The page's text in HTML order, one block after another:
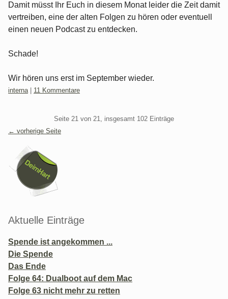
Damit müsst Ihr Euch in diesem Monat leider die Zeit damit
vertreiben, eine der alten Folgen zu hören oder eventuell
einen neuen Podcast zu entdecken.
Schade!
Wir hören uns erst im September wieder.
Kategorien:
interna| 11 Kommentare
PaginationSeite 21 von 21, insgesamt 102 Einträge
← vorherige Seite
Seitenleiste
Aktuelle Einträge
Spende ist angekommen ...
Die Spende
Das Ende
Folge 64: Dualboot auf dem Mac
Folge 63 nicht mehr zu retten